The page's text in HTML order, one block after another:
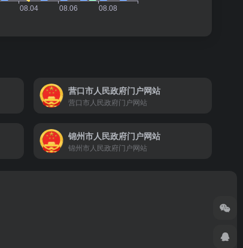
营口市人民政府门户网站
营口市人民政府门户网站
锦州市人民政府门户网站
锦州市人民政府门户网站